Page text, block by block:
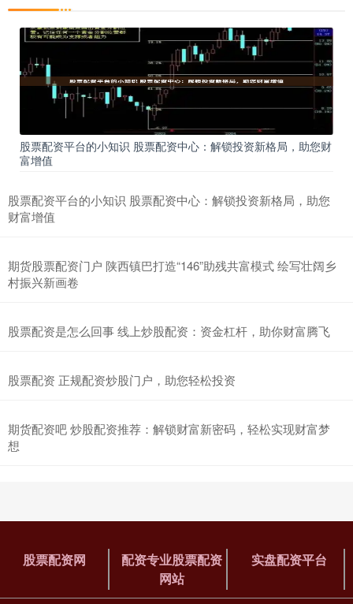
股票配资平台的小知识 股票配资中心：解锁投资新格局，助您财
富增值
股票配资平台的小知识 股票配资中心：解锁投资新格局，助您
财富增值
期货股票配资门户 陕西镇巴打造“146”助残共富模式 绘写壮阔乡
村振兴新画卷
股票配资是怎么回事 线上炒股配资：资金杠杆，助你财富腾飞
股票配资 正规配资炒股门户，助您轻松投资
期货配资吧 炒股配资推荐：解锁财富新密码，轻松实现财富梦
想
股票配资网
配资专业股票配资
网站
实盘配资平台